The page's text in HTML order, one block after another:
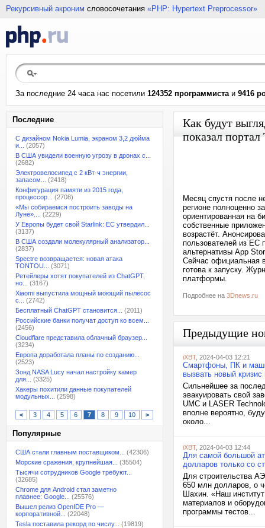
Рекурсивный акроним словосочетания «PHP: Hypertext Preprocessor»
За последние 24 часа нас посетили 124352 программистаи 9416
Последние
С дизайном Nokia Lumia, экраном 3,2 дюйма
и...
(2057)
В США увидели военную угрозу в дронах с...
(2682)
Электровелосипед с 2 кВт·ч энергии,
запасом...
(2418)
Конфигурация памяти из 2015 года,
процессор...
(2708)
«Мы собираемся построить заводы на
Луне»....
(2229)
У Европы будет свой Starlink: ЕС утвердил...
(3137)
В США создали молекулярный анализатор...
(2837)
Spectre возвращается: новая атака
TONTOU...
(3071)
Ретейлеры хотят покупателей из ChatGPT,
но...
(3167)
Xiaomi выпустила мощный моющий пылесос
с...
(2742)
Бесплатный ChatGPT становится...
(2011)
Российские банки получат доступ ко всем...
(2456)
Cloudflare представила облачный браузер...
(3234)
Европа доработала планы по созданию...
(2523)
Зонд NASA Lucy начал настройку камер
для...
(3325)
Хакеры похитили данные покупателей
модульных...
(2598)
< 3 4 5 6 7 8 9 10 >
Популярные
США стали главным поставщиком...
(42306)
Морские сражения, крупнейшая...
(35504)
Тысячи сотрудников Google требуют...
(32685)
Chrome для Android стал заметно
плавнее: Google...
(25576)
Вышел релиз OpenIDE Pro —
корпоративной...
(22048)
Tesla поставила рекорд по числу...
(19819)
Как будут
показал портал
Месяц спустя после
регионе полноценно
ориентированная на
собственные
возрастёт.
пользователей из ЕС
альтернативы App
Сейчас официальная
готова к запуску.
платформы.
Подробнее на 3Dnews.ru
Предыдущие
iXBT, 2024-04-03 12:21
Смартфоны, ПК и
вызвать новый
Сильнейшее за
эвакуировать свой
UMC и LASER
вполне вероятно,
около...
iXBT, 2024-04-03 12:44
Для самой большой
долларов только со
Для строительства
650 млн долларов, о
Шахин. «Наш
материалов и
программы тестов...